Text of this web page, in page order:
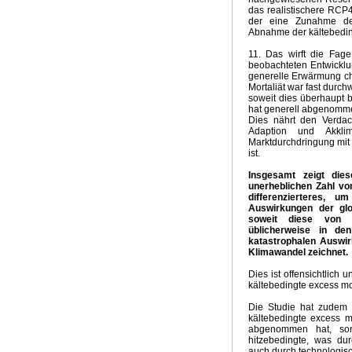
Neuer Klima-Alarm
Industriekonspiration Klimakrieger
Wintervorhersage
Ergebnis
Klimabedrohung CO2
Weltwirtschaft
Klimarepublik Deutschland 2020
Anti Atomrepublik
Überschwemmungen in Australien
2010 Wärmstes
Energiekonzept der
Hart aber Fair Weltuntergang
das realistischere
der eine Zunahme
Abnahme der
11. Das wirft die
beobachteten
generelle Erwärmung
Mortaliät war fast
soweit dies überhaupt
hat generell
Dies nährt den
Adaption und
Marktdurchdringung
ist.
Insgesamt zeigt
unerheblichen Zahl
differenzierteres,
Auswirkungen der
soweit diese von
üblicherweise in
katastrophalen
Klimawandel zeichnet.
Dies ist offensichtlich
kältebedingte excess
Die Studie hat
kältebedingte excess
abgenommen hat,
hitzebedingte, was